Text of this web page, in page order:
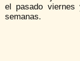
el pasado viernes
semanas.